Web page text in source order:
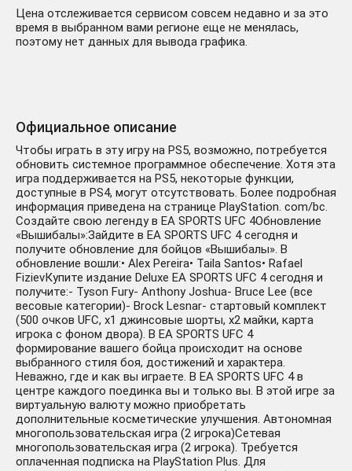
Цена отслеживается сервисом совсем недавно и за это
время в выбранном вами регионе еще не менялась,
поэтому нет данных для вывода графика.
Официальное описание
Чтобы играть в эту игру на PS5, возможно, потребуется
обновить системное программное обеспечение. Хотя эта
игра поддерживается на PS5, некоторые функции,
доступные в PS4, могут отсутствовать. Более подробная
информация приведена на странице PlayStation. com/bc.
Создайте свою легенду в EA SPORTS UFC 4Обновление
«Вышибалы»:Зайдите в EA SPORTS UFC 4 сегодня и
получите обновление для бойцов «Вышибалы». В
обновление вошли:• Alex Pereira• Taila Santos• Rafael
FizievКупите издание Deluxe EA SPORTS UFC 4 сегодня и
получите:- Tyson Fury- Anthony Joshua- Bruce Lee (все
весовые категории)- Brock Lesnar- стартовый комплект
(500 очков UFC, x1 джинсовые шорты, x2 майки, карта
игрока с фоном двора). В EA SPORTS UFC 4
формирование вашего бойца происходит на основе
выбранного стиля боя, достижений и характера.
Неважно, где и как вы играете. В EA SPORTS UFC 4 в
центре каждого поединка вы и только вы. В этой игре за
виртуальную валюту можно приобретать
дополнительные косметические улучшения. Автономная
многопользовательская игра (2 игрока)Сетевая
многопользовательская игра (2 игрока). Требуется
оплаченная подписка на PlayStation Plus. Для